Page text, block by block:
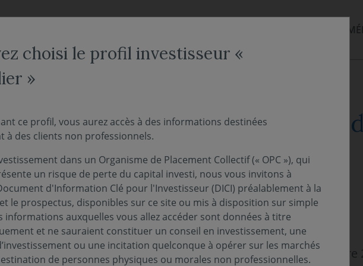
l'Hebdo" - L'ascension des
21 octobre 2024
de notre suivi des marchés de la semaine - 21 octobre
choisi le profil investisseur «
»
ce profil, vous aurez accès à des informations destinées
à des clients non professionnels.
dans un Organisme de Placement Collectif (« OPC »), qui
un risque de perte du capital investi, nous vous invitons à
d'Information Clé pour l'Investisseur (DICI) préalablement à la
le prospectus, disponibles sur ce site ou mis à disposition sur simple
informations auxquelles vous allez accéder sont données à titre
et ne sauraient constituer un conseil en investissement, une
ou une incitation quelconque à opérer sur les marchés
de personnes physiques ou morales non professionnelles.